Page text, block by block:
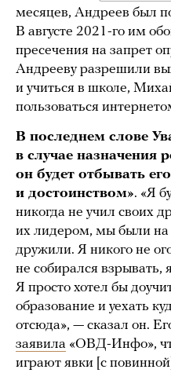
месяцев, Андреев был
В августе 2021-го им
пресечения на запрет
Андрееву разрешили
и учиться в школе,
пользоваться
В последнем слове
в случае назначения
он будет отбывать
и достоинством». «Я
никогда не учил своих
их лидером, мы были на
дружили. Я никого не
не собирался взрывать,
Я просто хотел бы
образование и уехать
отсюда», — сказал он.
заявила «ОВД-Инфо»,
играют явки [с